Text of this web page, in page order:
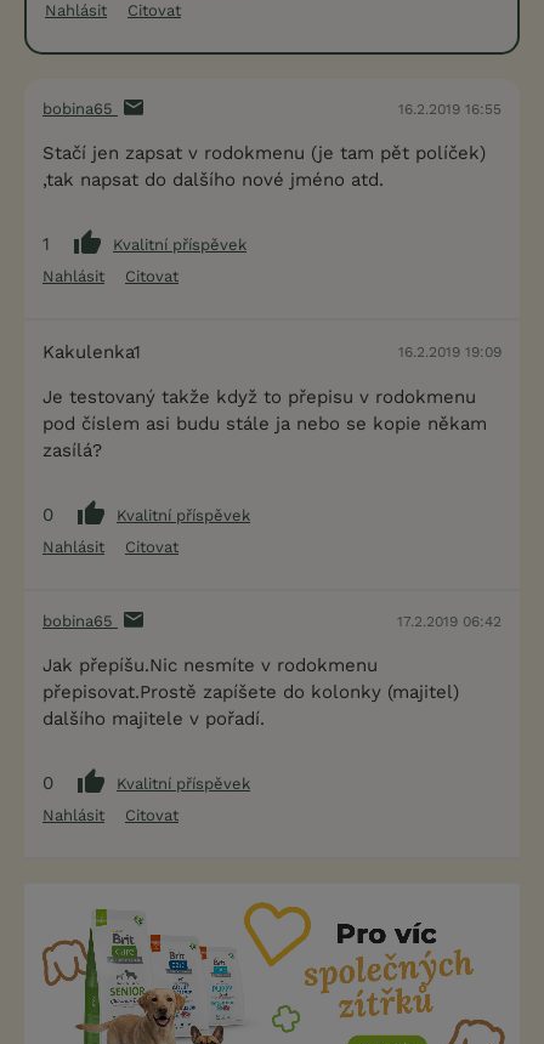
Nahlásit
Citovat
bobina65 16.2.2019 16:55
Stačí jen zapsat v rodokmenu (je tam pět políček)
,tak napsat do dalšího nové jméno atd.
1
Kvalitní příspěvek
Nahlásit
Citovat
Kakulenka1 16.2.2019 19:09
Je testovaný takže když to přepisu v rodokmenu
pod číslem asi budu stále ja nebo se kopie někam
zasílá?
0
Kvalitní příspěvek
Nahlásit
Citovat
bobina65 17.2.2019 06:42
Jak přepíšu.Nic nesmíte v rodokmenu
přepisovat.Prostě zapíšete do kolonky (majitel)
dalšího majitele v pořadí.
0
Kvalitní příspěvek
Nahlásit
Citovat